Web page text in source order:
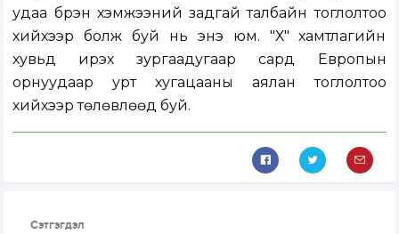
удаа бүрэн хэмжээний задгай талбайн тоглолтоо
хийхээр болж буй нь энэ юм. "Хү" хамтлагийн
хувьд ирэх зургаадугаар сард Европын
орнуудаар урт хугацааны аялан тоглолтоо
хийхээр төлөвлөөд буй.
Сэтгэгдэл